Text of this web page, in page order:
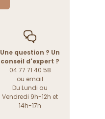
Une question ? Un
conseil d'expert ?
04 77 71 40 58
ou email
Du Lundi au
Vendredi 9h-12h et
14h-17h